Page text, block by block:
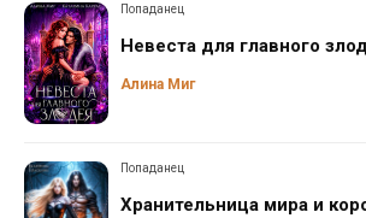
Попаданец
Невеста для главного
Алина Миг
Попаданец
Хранительница мира и